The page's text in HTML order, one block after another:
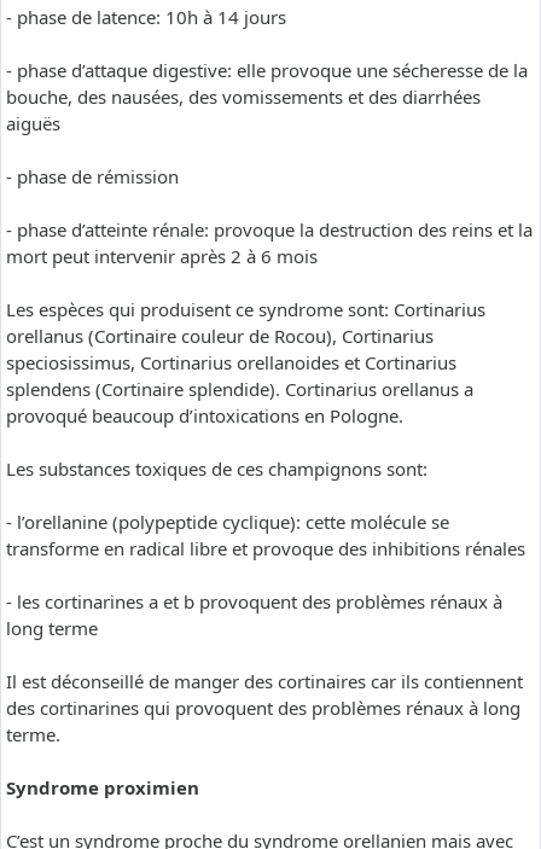
- phase de latence: 10h à 14 jours
- phase d’attaque digestive: elle provoque une sécheresse de la
bouche, des nausées, des vomissements et des diarrhées
aiguës
- phase de rémission
- phase d’atteinte rénale: provoque la destruction des reins et la
mort peut intervenir après 2 à 6 mois
Les espèces qui produisent ce syndrome sont: Cortinarius
orellanus (Cortinaire couleur de Rocou), Cortinarius
speciosissimus, Cortinarius orellanoides et Cortinarius
splendens (Cortinaire splendide). Cortinarius orellanus a
provoqué beaucoup d’intoxications en Pologne.
Les substances toxiques de ces champignons sont:
- l’orellanine (polypeptide cyclique): cette molécule se
transforme en radical libre et provoque des inhibitions rénales
- les cortinarines a et b provoquent des problèmes rénaux à
long terme
Il est déconseillé de manger des cortinaires car ils contiennent
des cortinarines qui provoquent des problèmes rénaux à long
terme.
Syndrome proximien
C’est un syndrome proche du syndrome orellanien mais avec